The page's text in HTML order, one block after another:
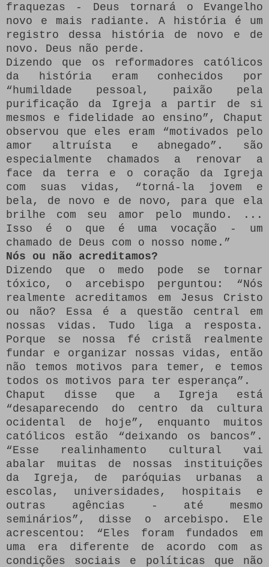
fraquezas - Deus tornará o Evangelho
novo e mais radiante.
A história é um
registro dessa história de novo e de
novo.
Deus não perde.
Dizendo que os reformadores católicos
da história eram conhecidos por
“humildade pessoal, paixão pela
purificação da Igreja a partir de si
mesmos e fidelidade ao ensino”, Chaput
observou que eles eram “motivados pelo
amor altruísta e abnegado”. são
especialmente chamados a renovar a
face da terra e o coração da Igreja
com suas vidas, “torná-la jovem e
bela, de novo e de novo, para que ela
brilhe com seu amor pelo mundo.
...
Isso é o que é uma vocação - um
chamado de Deus com o nosso nome.”
Nós ou não acreditamos?
Dizendo que o medo pode se tornar
tóxico, o arcebispo perguntou: “Nós
realmente acreditamos em Jesus Cristo
ou não?
Essa é a questão central em
nossas vidas.
Tudo liga a resposta.
Porque se nossa fé cristã realmente
fundar e organizar nossas vidas, então
não temos motivos para temer, e temos
todos os motivos para ter esperança”.
Chaput disse que a Igreja está
“desaparecendo do centro da cultura
ocidental de hoje”, enquanto muitos
católicos estão “deixando os bancos”.
“Esse realinhamento cultural vai
abalar muitas de nossas instituições
da Igreja, de paróquias urbanas a
escolas, universidades, hospitais e
outras agências - até mesmo
seminários”, disse o arcebispo.
Ele
acrescentou: “Eles foram fundados em
uma era diferente de acordo com as
condições sociais e políticas que não